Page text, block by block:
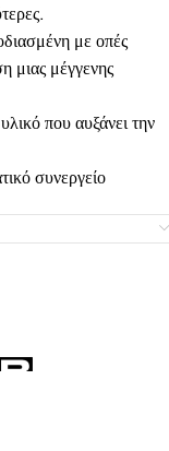
με οπές
μιας μέγγενης
που αυξάνει την
συνεργείο